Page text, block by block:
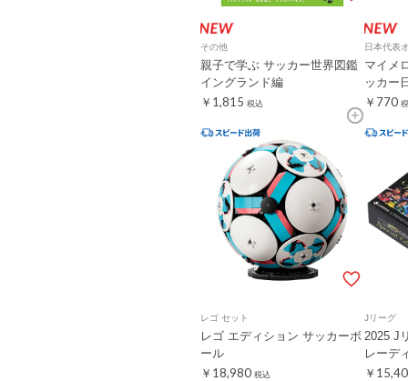
その他
親子で学ぶ サッカー世界図鑑
イングランド編
￥1,815 税込
日本代表
マイメ
ッカー
￥770
レゴ セット
レゴ エディション サッカーボ
ール
￥18,980 税込
Jリーグ
2025 J
レーデ
￥